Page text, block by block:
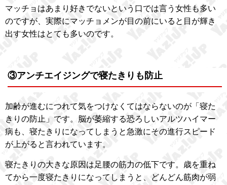
マッチョはあまり好きでないという口では言う女性も多い
のですが、実際にマッチョメンが目の前にいると目が輝き
出す女性はとても多いのです。
③アンチエイジングで寝たきりも防止
加齢が進むにつれて気をつけなくてはならないのが「寝た
きりの防止」です。脳が萎縮する恐ろしいアルツハイマー
病も、寝たきりになってしまうと急激にその進行スピード
が上がると言われています。
寝たきりの大きな原因は足腰の筋力の低下です。歳を重ね
てから一度寝たきりになってしまうと、どんどん筋肉が弱